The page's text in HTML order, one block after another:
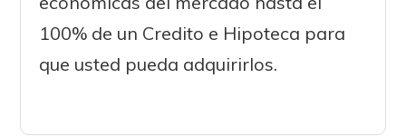
100% de un Credito e Hipoteca para
que usted pueda adquirirlos.